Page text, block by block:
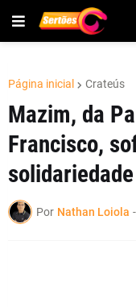
Página inicial Crateús
Mazim, da
Francisco,
Por Nathan Loiola -